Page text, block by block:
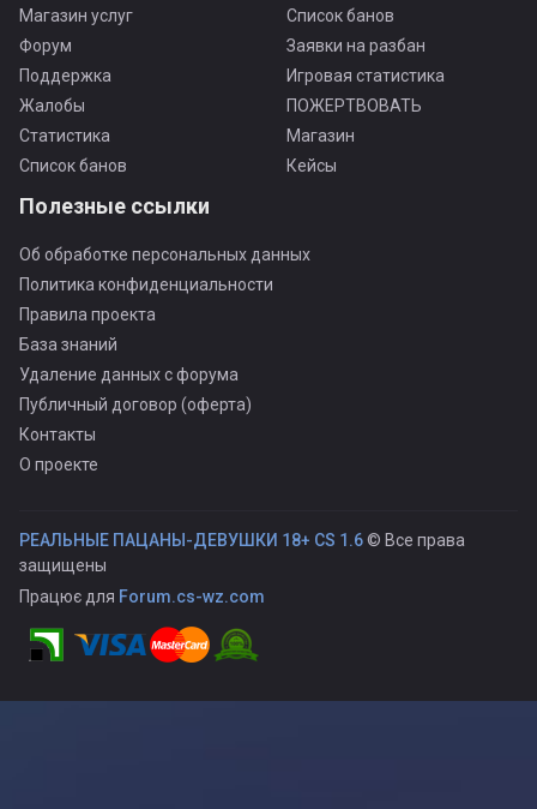
Магазин услуг
Форум
Поддержка
Жалобы
Статистика
Список банов
Список банов
Заявки на разбан
Игровая статистика
ПОЖЕРТВОВАТЬ
Магазин
Кейсы
Полезные ссылки
Об обработке персональных данных
Политика конфиденциальности
Правила проекта
База знаний
Удаление данных с форума
Публичный договор (оферта)
Контакты
О проекте
РЕАЛЬНЫЕ ПАЦАНЫ-ДЕВУШКИ 18+ CS 1.6© Все права
защищены
Працює для Forum.cs-wz.com